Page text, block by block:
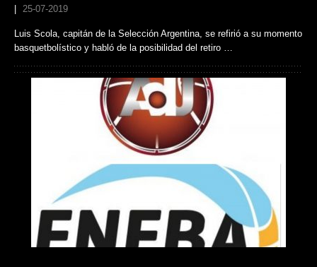
25-07-2019
Luis Scola, capitán de la Selección Argentina, se refirió a su momento
basquetbolístico y habló de la posibilidad del retiro …